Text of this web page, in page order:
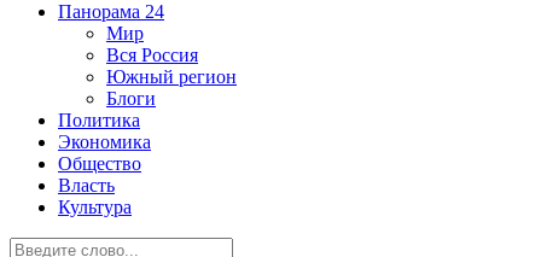
Панорама 24
Мир
Вся Россия
Южный регион
Блоги
Политика
Экономика
Общество
Власть
Культура